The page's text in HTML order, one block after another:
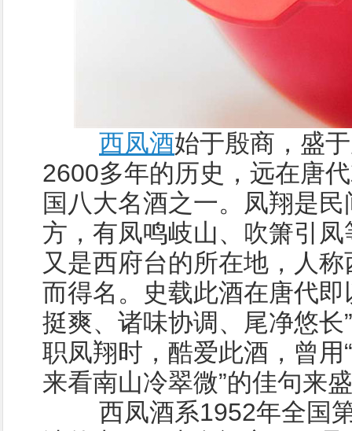
西凤酒始于殷商，盛
2600多年的历史，远在唐
国八大名酒之一。凤翔是
方，有凤鸣岐山、吹箫引
又是西府台的所在地，人
而得名。史载此酒在唐代即
挺爽、诸味协调、尾净悠长
职凤翔时，酷爱此酒，曾用
来看南山冷翠微”的佳句来
西凤酒系1952年全国第